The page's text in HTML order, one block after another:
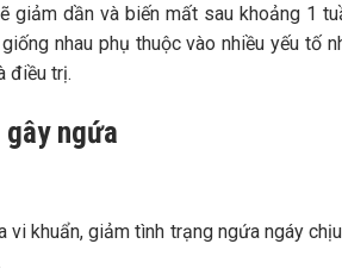
dần và biến mất sau khoảng 1
nhau phụ thuộc vào nhiều yếu tố
điều trị.
ngứa
vi khuẩn, giảm tình trạng ngứa ngáy